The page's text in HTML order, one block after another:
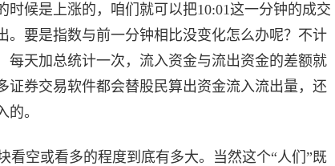
时候是上涨的，咱们就可以把10:01这一分钟的成交
。要是指数与前一分钟相比没变化怎么办呢？不计
每天加总统计一次，流入资金与流出资金的差额就
证券交易软件都会替股民算出资金流入流出量，还
。
空或看多的程度到底有多大。当然这个“人们”既